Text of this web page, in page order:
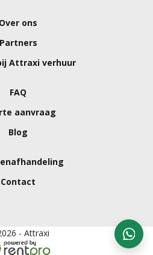
Over ons
Partners
Attraxi verhuur
FAQ
aanvraag
Blog
Contact
- Attraxi